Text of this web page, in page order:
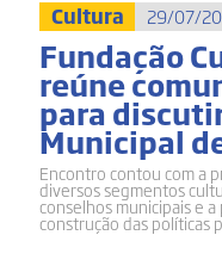
Cultura 29/07/
Fundação
reúne
para
Municipal
Encontro contou com a
diversos segmentos
conselhos municipais e
construção das políticas